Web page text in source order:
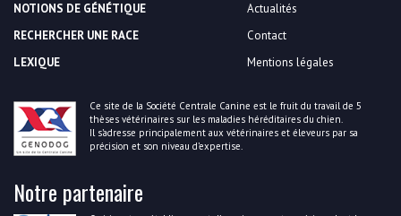
NOTIONS DE GÉNÉTIQUE
RECHERCHER UNE RACE
LEXIQUE
Actualités
Contact
Mentions légales
Ce site de la Société Centrale Canine est le fruit du travail de 5
thèses vétérinaires sur les maladies héréditaires du chien.
Il s’adresse principalement aux vétérinaires et éleveurs par sa
précision et son niveau d’expertise.
Notre partenaire